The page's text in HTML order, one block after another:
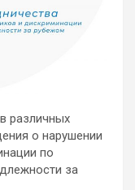
различных
о нарушении
по
за